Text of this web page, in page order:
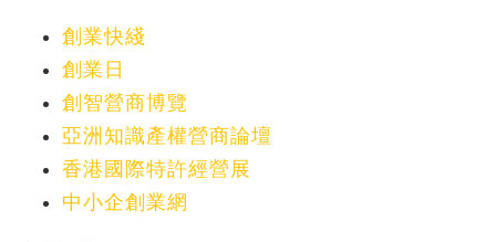
創業快綫
創業日
創智營商博覽
亞洲知識產權營商論壇
香港國際特許經營展
中小企創業網